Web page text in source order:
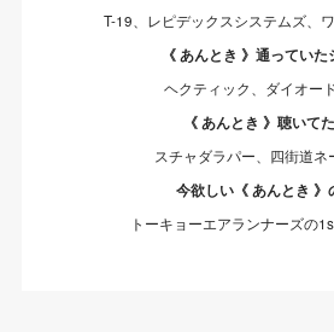
T-19、レピデックスシステムズ、
《 あんとき 》通ってい
ヘクティック、ダイオー
《 あんとき 》聴いて
スチャダラパー、四街道ネ
今欲しい《 あんとき 》
トーキョーエアランナーズの